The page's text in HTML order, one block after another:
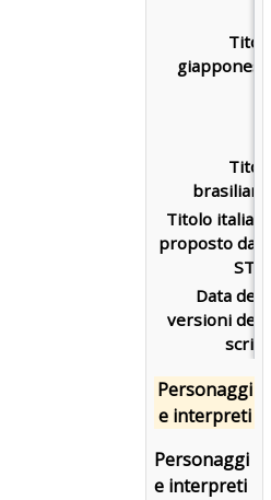
Titolo
proposto
Data
versioni
Personaggi
e interpreti
Personaggi
e interpreti